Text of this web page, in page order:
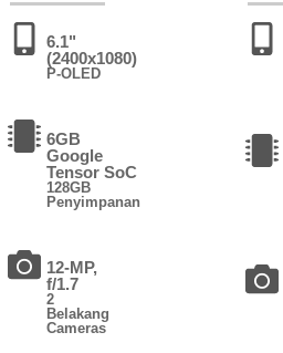
6.1"
(2400x1080)
P-OLED
6GB
Google
Tensor SoC
128GB
Penyimpanan
12-MP,
f/1.7
2
Belakang
Cameras